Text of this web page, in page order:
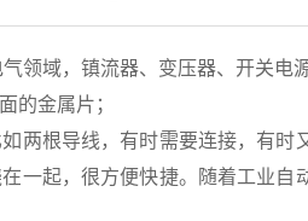
领域，镇流器、变压器、开关电
的金属片；
根导线，有时需要连接，有时
一起，很方便快捷。随着工业自